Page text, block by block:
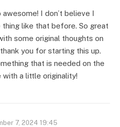
awesome! I don’t believe I
thing like that before. So great
some original thoughts on
you for starting this up.
that is needed on the
with a little originality!
7, 2024 19:45